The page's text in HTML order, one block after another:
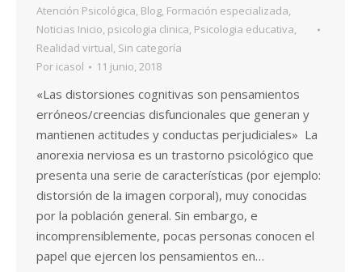
Atención Psicológica, Blog, Formación especializada,
Noticias Inicio, psicologia clinica, Psicologia educativa,
Realidad virtual, Sin categoría
Por icasol 11 junio, 2018
«Las distorsiones cognitivas son pensamientos
erróneos/creencias disfuncionales que generan y
mantienen actitudes y conductas perjudiciales» La
anorexia nerviosa es un trastorno psicológico que
presenta una serie de características (por ejemplo:
distorsión de la imagen corporal), muy conocidas
por la población general. Sin embargo, e
incomprensiblemente, pocas personas conocen el
papel que ejercen los pensamientos en…